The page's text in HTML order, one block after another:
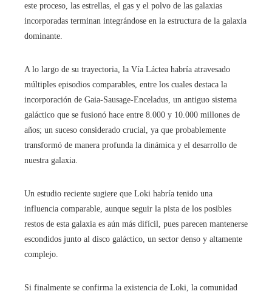
este proceso, las estrellas, el gas y el polvo de las galaxias
incorporadas terminan integrándose en la estructura de la galaxia
dominante.
A lo largo de su trayectoria, la Vía Láctea habría atravesado
múltiples episodios comparables, entre los cuales destaca la
incorporación de Gaia-Sausage-Enceladus, un antiguo sistema
galáctico que se fusionó hace entre 8.000 y 10.000 millones de
años; un suceso considerado crucial, ya que probablemente
transformó de manera profunda la dinámica y el desarrollo de
nuestra galaxia.
Un estudio reciente sugiere que Loki habría tenido una
influencia comparable, aunque seguir la pista de los posibles
restos de esta galaxia es aún más difícil, pues parecen mantenerse
escondidos junto al disco galáctico, un sector denso y altamente
complejo.
Si finalmente se confirma la existencia de Loki, la comunidad